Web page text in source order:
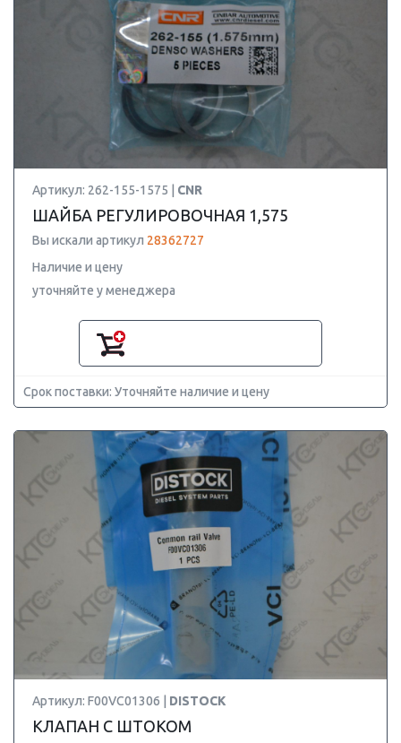
Артикул: 262-155-1575 | CNR
ШАЙБА РЕГУЛИРОВОЧНАЯ 1,575
Вы искали артикул 28362727
Наличие и цену
уточняйте у менеджера
Срок поставки: Уточняйте наличие и цену
Артикул: F00VC01306 | DISTOCK
КЛАПАН С ШТОКОМ